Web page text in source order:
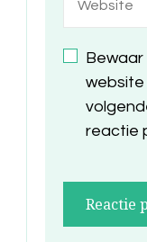
Bewaar
website
reactie